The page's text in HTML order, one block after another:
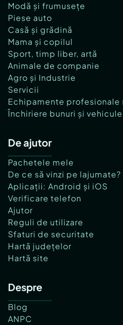
Modă și frumusețe
Piese auto
Casă și grădină
Mama și copilul
Sport, timp liber, artă
Animale de companie
Agro și Industrie
Servicii
Echipamente profesionale
Închiriere bunuri și vehicule
De ajutor
Pachetele mele
De ce să vinzi pe lajumate?
Aplicații: Android și iOS
Verificare telefon
Ajutor
Reguli de utilizare
Sfaturi de securitate
Hartă județelor
Hartă site
Despre
Blog
ANPC